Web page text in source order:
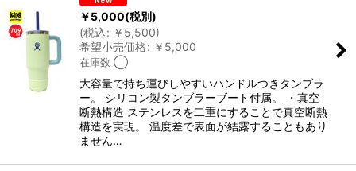
￥5,000(税別)
(税込: ￥ 5,500)
希望小売価格: ￥ 5,000
在庫数 ◯
大容量で持ち運びしやすいハンドルつきタンブラ
ー。 シリコン製タンブラーブート付属。 ・真空
断熱構造 ステンレスを二重にすることで真空断熱
構造を実現。 温度差で表面が結露することもあり
ません…